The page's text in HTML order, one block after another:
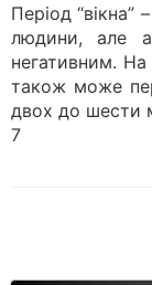
Період “вікна”
людини, але
негативним.
також може
двох до шести
7